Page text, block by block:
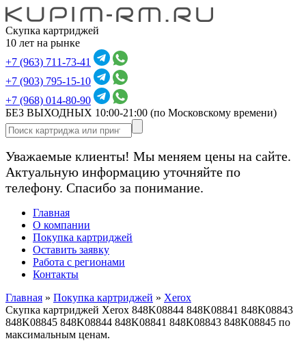
Скупка картриджей
10 лет на рынке
+7 (963) 711-73-41
+7 (903) 795-15-10
+7 (968) 014-80-90
БЕЗ ВЫХОДНЫХ 10:00-21:00 (по Московскому времени)
Уважаемые клиенты! Мы меняем цены на сайте.
Актуальную информацию уточняйте по
телефону. Спасибо за понимание.
Главная
О компании
Покупка картриджей
Оставить заявку
Работа с регионами
Контакты
Главная » Покупка картриджей » Xerox
Скупка картриджей Xerox 848K08844 848K08841 848K08843
848K08845 848K08844 848K08841 848K08843 848K08845 по
максимальным ценам.